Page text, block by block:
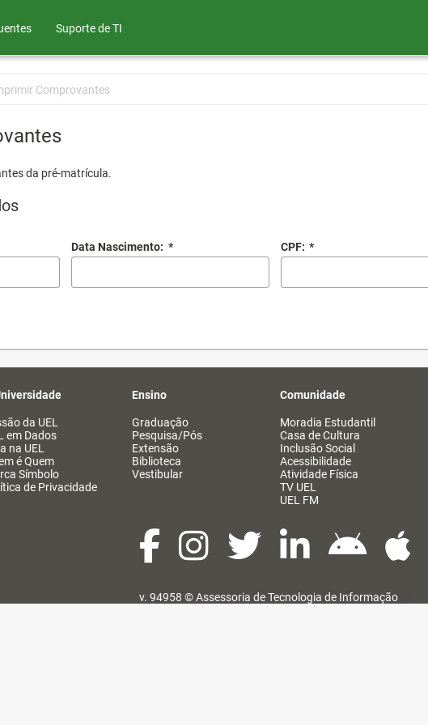
Suporte de TI
Comprovantes
da pré-matrícula.
Data Nascimento: * CPF: *
da UEL
em Dados
na UEL
é Quem
Símbolo
de Privacidade
Ensino
Graduação
Pesquisa/Pós
Extensão
Biblioteca
Vestibular
Comunidade
Moradia Estudantil
Casa de Cultura
Inclusão Social
Acessibilidade
Atividade Física
TV UEL
UEL FM
v. 94958 ©Assessoria de Tecnologia de Informação